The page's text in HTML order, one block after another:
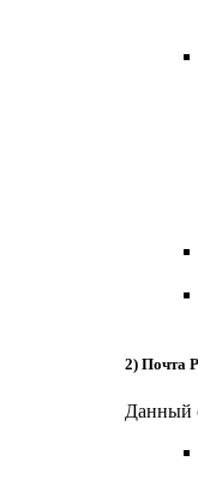
2) Почта
Данный